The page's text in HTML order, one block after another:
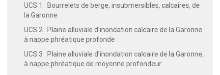
UCS 1 : Bourrelets de berge, insubmersibles, calcaires, de
la Garonne
UCS 2 : Plaine alluviale d'inondation calcaire de la Garonne
à nappe phréatique profonde
UCS 3 : Plaine alluviale d'inondation calcaire de la Garonne,
à nappe phréatique de moyenne profondeur